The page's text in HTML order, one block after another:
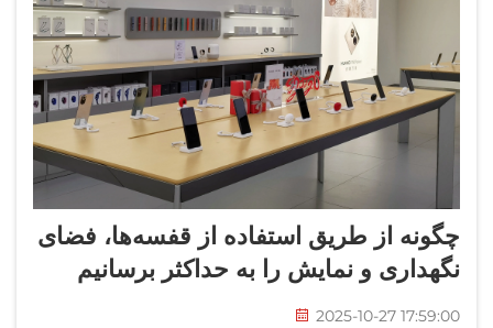
چگونه از طریق استفاده از قفسه‌ها، فضای
نگهداری و نمایش را به حداکثر برسانیم
2025-10-27 17:59:00